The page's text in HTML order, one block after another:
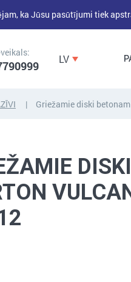
ka Jūsu pasūtījumi tiek
LV
ENKURI,
STIPRINĀJUMI
Griežamie diski betonam